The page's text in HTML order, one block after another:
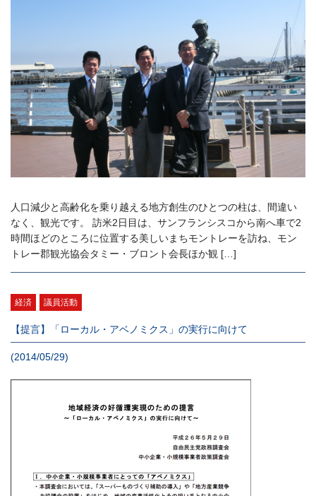
人口減少と高齢化を乗り越える地方創生のひとつの柱は、間違い
なく、観光です。 訪米2日目は、サンフランシスコから南へ車で2
時間ほどのところに位置する美しいまちモントレーを訪ね、モン
トレー郡観光協会タミー・ブロント会長ほか観 […]
経済 議員活動
【提言】「ローカル・アベノミクス」の実行に向けて
(2014/05/29)